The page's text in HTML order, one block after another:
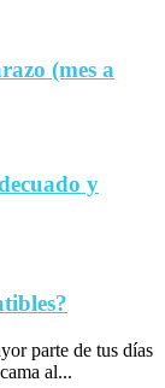
(mes a
y
parte de tus días
al...